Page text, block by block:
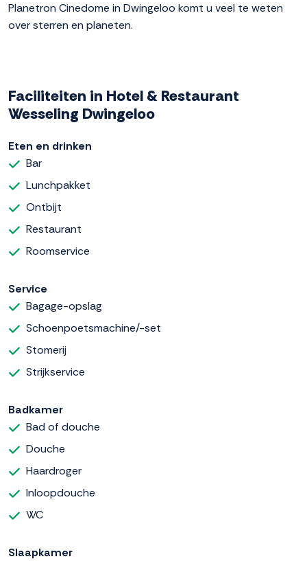
Planetron Cinedome in Dwingeloo komt u veel te weten
over sterren en planeten.
Faciliteiten in Hotel & Restaurant
Wesseling Dwingeloo
Eten en drinken
Bar
Lunchpakket
Ontbijt
Restaurant
Roomservice
Service
Bagage-opslag
Schoenpoetsmachine/-set
Stomerij
Strijkservice
Badkamer
Bad of douche
Douche
Haardroger
Inloopdouche
WC
Slaapkamer